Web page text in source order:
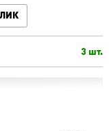
3 шт.